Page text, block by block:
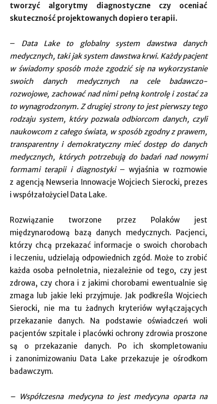
tworzyć algorytmy diagnostyczne czy oceniać
skuteczność projektowanych dopiero terapii.
– Data Lake to globalny system dawstwa danych
medycznych, taki jak system dawstwa krwi. Każdy pacjent
w świadomy sposób może zgodzić się na wykorzystanie
swoich danych medycznych na cele badawczo-
rozwojowe, zachować nad nimi pełną kontrolę i zostać za
to wynagrodzonym. Z drugiej strony to jest pierwszy tego
rodzaju system, który pozwala odbiorcom danych, czyli
naukowcom z całego świata, w sposób zgodny z prawem,
transparentny i demokratyczny mieć dostęp do danych
medycznych, których potrzebują do badań nad nowymi
formami terapii i diagnostyki – wyjaśnia w rozmowie
z agencją Newseria Innowacje Wojciech Sierocki, prezes
i współzałożyciel Data Lake.
Rozwiązanie tworzone przez Polaków jest
międzynarodową bazą danych medycznych. Pacjenci,
którzy chcą przekazać informacje o swoich chorobach
i leczeniu, udzielają odpowiednich zgód. Może to zrobić
każda osoba pełnoletnia, niezależnie od tego, czy jest
zdrowa, czy chora i z jakimi chorobami ewentualnie się
zmaga lub jakie leki przyjmuje. Jak podkreśla Wojciech
Sierocki, nie ma tu żadnych kryteriów wyłączających
przekazanie danych. Na podstawie oświadczeń woli
pacjentów szpitale i placówki ochrony zdrowia proszone
są o przekazanie danych. Po ich skompletowaniu
i zanonimizowaniu Data Lake przekazuje je ośrodkom
badawczym.
– Współczesna medycyna to jest medycyna oparta na